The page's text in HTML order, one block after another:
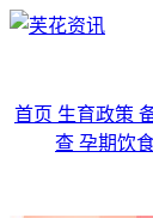
首页 生育政策
查 孕期饮